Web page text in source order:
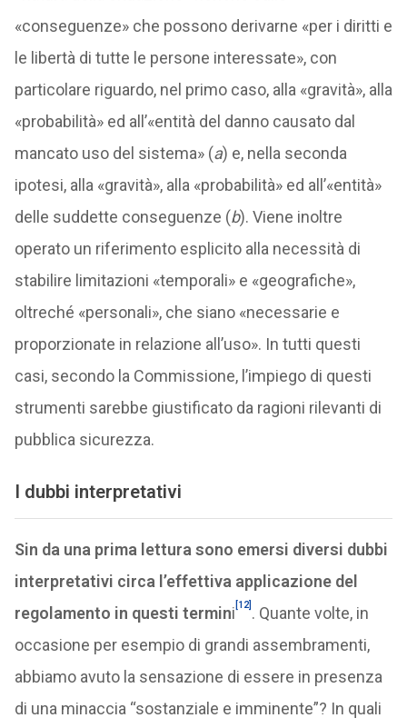
«conseguenze» che possono derivarne «per i diritti e
le libertà di tutte le persone interessate», con
particolare riguardo, nel primo caso, alla «gravità», alla
«probabilità» ed all’«entità del danno causato dal
mancato uso del sistema» (a) e, nella seconda
ipotesi, alla «gravità», alla «probabilità» ed all’«entità»
delle suddette conseguenze (b). Viene inoltre
operato un riferimento esplicito alla necessità di
stabilire limitazioni «temporali» e «geografiche»,
oltreché «personali», che siano «necessarie e
proporzionate in relazione all’uso». In tutti questi
casi, secondo la Commissione, l’impiego di questi
strumenti sarebbe giustificato da ragioni rilevanti di
pubblica sicurezza.
I dubbi interpretativi
Sin da una prima lettura sono emersi diversi dubbi
interpretativi circa l’effettiva applicazione del
regolamento in questi termini [12] . Quante volte, in
occasione per esempio di grandi assembramenti,
abbiamo avuto la sensazione di essere in presenza
di una minaccia “sostanziale e imminente”? In quali